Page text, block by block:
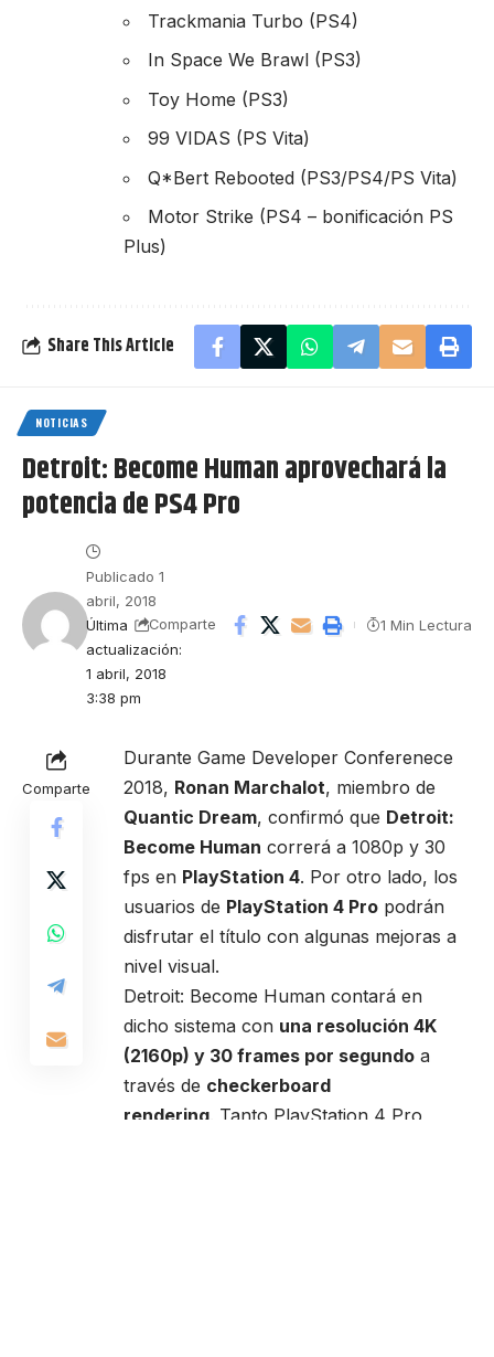
Trackmania Turbo (PS4)
In Space We Brawl (PS3)
Toy Home (PS3)
99 VIDAS (PS Vita)
Q*Bert Rebooted (PS3/PS4/PS Vita)
Motor Strike (PS4 – bonificación PS
Plus)
Share This Article
NOTICIAS
Detroit: Become Human aprovechará la
potencia de PS4 Pro
Última
actualización:
1 abril, 2018
3:38 pm
Publicado 1
abril, 2018
Comparte 1 Min Lectura
Comparte
Durante Game Developer Conferenece
2018, Ronan Marchalot, miembro de
Quantic Dream, confirmó que Detroit:
Become Human correrá a 1080p y 30
fps en PlayStation 4. Por otro lado, los
usuarios de PlayStation 4 Pro podrán
disfrutar el título con algunas mejoras a
nivel visual.
Detroit: Become Human contará en
dicho sistema con una resolución 4K
(2160p) y 30 frames por segundo a
través de checkerboard
rendering . Tanto PlayStation 4 Pro